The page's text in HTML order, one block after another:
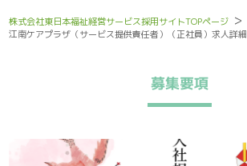
株式会社東日本福祉経営サービス採用サイトTOPページ
江南ケアプラザ（サービス提供責任者）（正社員）求人詳細
募集要項